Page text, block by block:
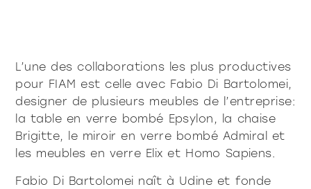
chaises
canapés et fauteuils
Moderne déterminé Moderne doux
Chaises
Canapés et fauteuils
Home Office
Villa Miralfiore
B2B
Éditoriaux
Communiqués de presse
êtes-vous un revendeur
services contractuels
L’une des collaborations les plus productives
pour FIAM est celle avec Fabio Di Bartolomei,
designer de plusieurs meubles de l’entreprise:
la table en verre bombé Epsylon, la chaise
Brigitte, le miroir en verre bombé Admiral et
les meubles en verre Elix et Homo Sapiens.
Fabio Di Bartolomei naît à Udine et fonde